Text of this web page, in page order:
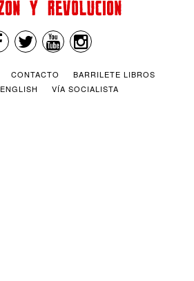
CONTACTO
BARRILETE LIBROS
ENGLISH VÍA SOCIALISTA